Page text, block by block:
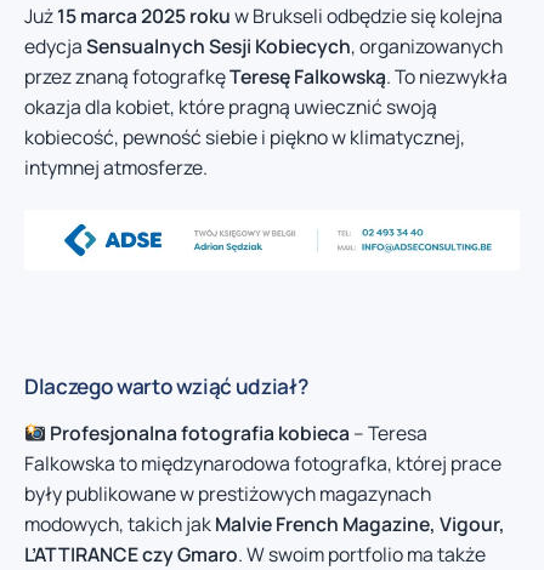
Już15 marca 2025 rokuw Brukseli odbędzie się kolejna
edycjaSensualnych Sesji Kobiecych, organizowanych
przez znaną fotografkęTeresę Falkowską. To niezwykła
okazja dla kobiet, które pragną uwiecznić swoją
kobiecość, pewność siebie i piękno w klimatycznej,
intymnej atmosferze.
Dlaczego warto wziąć udział?
Profesjonalna fotografia kobieca – Teresa
Falkowska to międzynarodowa fotografka, której prace
były publikowane w prestiżowych magazynach
modowych, takich jakMalvie French Magazine, Vigour,
L’ATTIRANCE czy Gmaro. W swoim portfolio ma także